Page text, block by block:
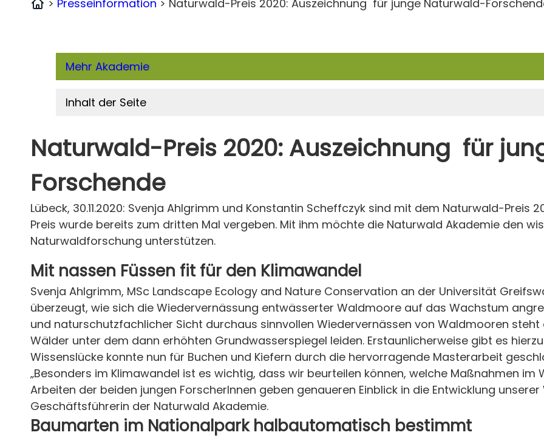
Home
> Presseinformation > Naturwald-Preis 2020: Auszeichnung für junge Naturwald-
Mehr Akademie
Inhalt der Seite
Naturwald-Preis 2020: Auszeichnung für
Forschende
Lübeck, 30.11.2020: Svenja Ahlgrimm und Konstantin Scheffczyk sind mit dem Naturwald-Preis
Preis wurde bereits zum dritten Mal vergeben. Mit ihm möchte die Naturwald Akademie den
Naturwaldforschung unterstützen.
Mit nassen Füssen fit für den Klimawandel
Svenja Ahlgrimm, MSc Landscape Ecology and Nature Conservation an der Universität
überzeugt, wie sich die Wiedervernässung entwässerter Waldmoore auf das Wachstum
und naturschutzfachlicher Sicht durchaus sinnvollen Wiedervernässen von Waldmooren
Wälder unter dem dann erhöhten Grundwasserspiegel leiden. Erstaunlicherweise gibt es
Wissenslücke konnte nun für Buchen und Kiefern durch die hervorragende Masterarbeit
„Besonders im Klimawandel ist es wichtig, dass wir beurteilen können, welche Maßnahmen
Arbeiten der beiden jungen ForscherInnen geben genaueren Einblick in die Entwicklung unserer
Geschäftsführerin der Naturwald Akademie.
Baumarten im Nationalpark halbautomatisch bestimmt